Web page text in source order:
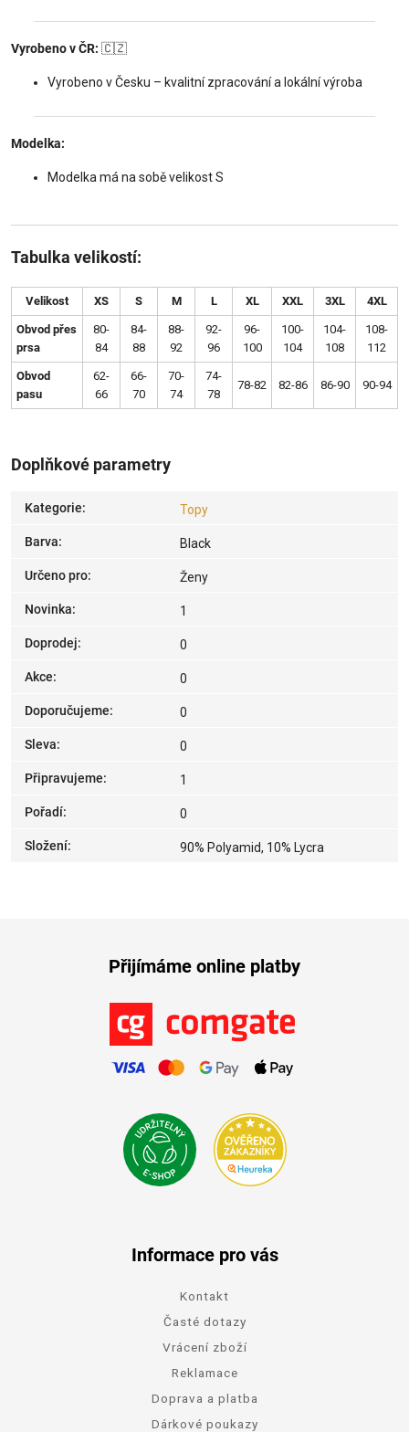
Vyrobeno v ČR: 🇨🇿
Vyrobeno v Česku – kvalitní zpracování a lokální výroba
Modelka:
Modelka má na sobě velikost S
Tabulka velikostí:
Velikost XS S M L XL XXL 3XL 4XL
Obvod přes
prsa
80-
84
84-
88
88-
92
92-
96
96-
100
100-
104
104-
108
108-
112
Obvod
pasu
62-
66
66-
70
70-
74
74-
78
78-82 82-86 86-90 90-94
Doplňkové parametry
Kategorie: Topy
Barva: Black
Určeno pro: Ženy
Novinka: 1
Doprodej: 0
Akce: 0
Doporučujeme: 0
Sleva: 0
Připravujeme: 1
Pořadí: 0
Složení: 90% Polyamid, 10% Lycra
Přijímáme online platby
Informace pro vás
Kontakt
Časté dotazy
Vrácení zboží
Reklamace
Doprava a platba
Dárkové poukazy